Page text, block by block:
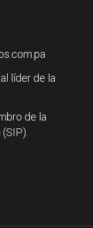
líder de la
de la